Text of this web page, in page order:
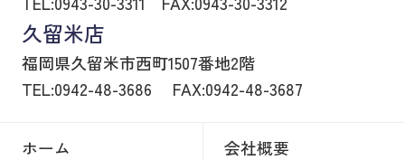
久留米店
福岡県久留米市西町1507番地2階
TEL:0942-48-3686
FAX:0942-48-3687
ホーム
会社概要